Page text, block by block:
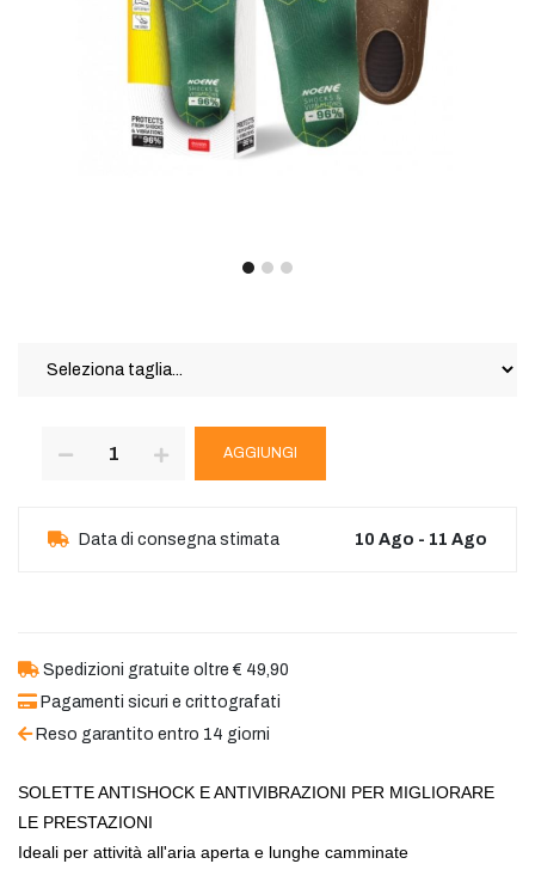
AGGIUNGI
Data di consegna stimata 10 Ago - 11 Ago
Spedizioni gratuite oltre € 49,90
Pagamenti sicuri e crittografati
Reso garantito entro 14 giorni
SOLETTE ANTISHOCK E ANTIVIBRAZIONI PER MIGLIORARE
LE PRESTAZIONI
Ideali per attività all'aria aperta e lunghe camminate